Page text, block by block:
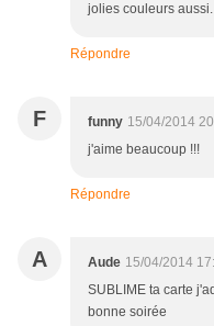
jolies couleurs
Répondre
F funny 15/04/2014
j'aime beaucoup !!!
Répondre
A Aude 15/04/2014
SUBLIME ta carte
bonne soirée